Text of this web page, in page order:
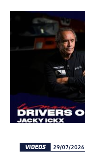
VIDEOS 29/07/2026